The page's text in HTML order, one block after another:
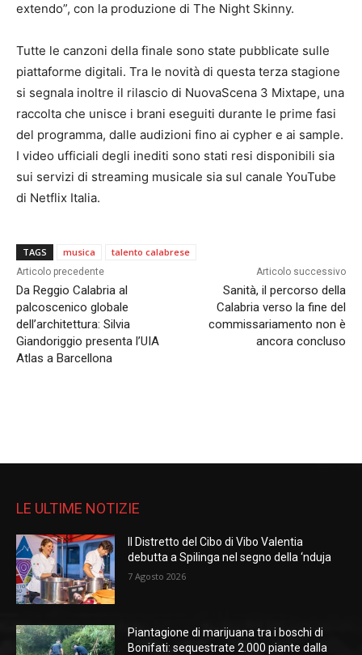
extendo”, con la produzione di The Night Skinny.
Tutte le canzoni della finale sono state pubblicate sulle
piattaforme digitali. Tra le novità di questa terza stagione
si segnala inoltre il rilascio di NuovaScena 3 Mixtape, una
raccolta che unisce i brani eseguiti durante le prime fasi
del programma, dalle audizioni fino ai cypher e ai sample.
I video ufficiali degli inediti sono stati resi disponibili sia
sui servizi di streaming musicale sia sul canale YouTube
di Netflix Italia.
TAGS musica talento calabrese
Articolo precedente
Da Reggio Calabria al
palcoscenico globale
dell’architettura: Silvia
Giandoriggio presenta l’UIA
Atlas a Barcellona
Articolo successivo
Sanità, il percorso della
Calabria verso la fine del
commissariamento non è
ancora concluso
LE ULTIME NOTIZIE
Il Distretto del Cibo di Vibo Valentia
debutta a Spilinga nel segno della ‘nduja
7 Agosto 2026
Piantagione di marijuana tra i boschi di
Bonifati: sequestrate 2.000 piante dalla